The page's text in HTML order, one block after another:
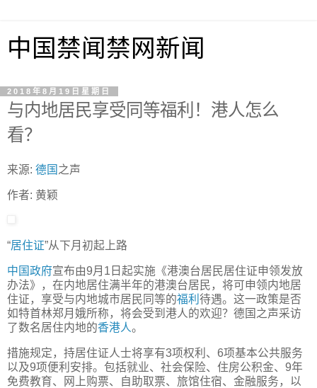
中国禁闻禁网新闻
2018年8月19日星期日
与内地居民享受同等福利！港人怎么
看？
来源: 德国 之声
作者: 黄颖
“居住证”从下月初起上路
中国政府宣布由9月1日起实施《港澳台居民居住证申领发放
办法》，在内地居住满半年的港澳台居民，将可申领内地居
住证，享受与内地城市居民同等的福利 待遇。这一政策是否
如特首林郑月娥所称，将会受到港人的欢迎？德国之声采访
了数名居住内地的香港人。
措施规定，持居住证人士将享有3项权利、6项基本公共服务
以及9项便利安排。包括就业、社会保险、住房公积金、9年
免费教育、网上购票、自助取票、旅馆住宿、金融服务，以